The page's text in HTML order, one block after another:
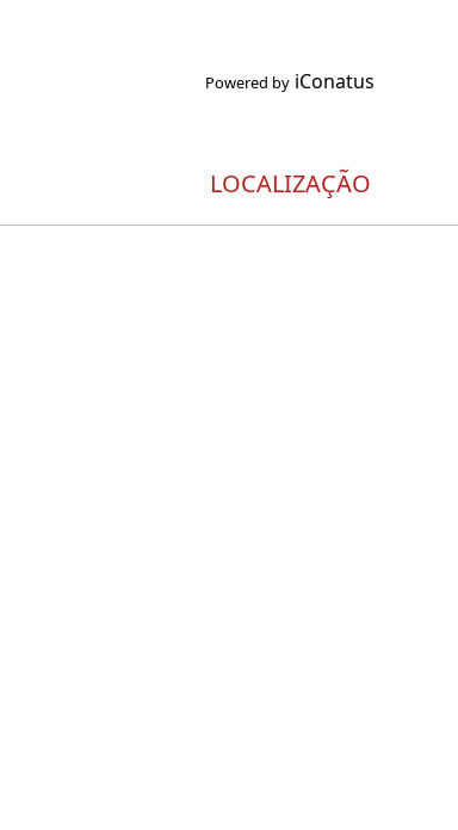
Powered by iConatus
LOCALIZAÇÃO